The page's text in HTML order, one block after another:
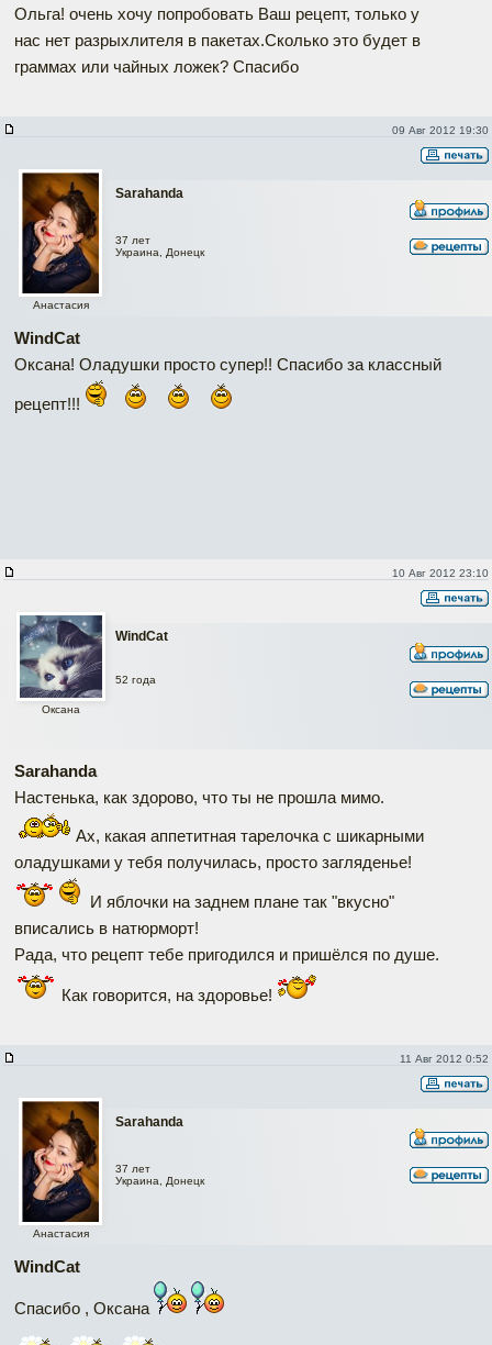
Ольга! очень хочу попробовать Ваш рецепт, только у
нас нет разрыхлителя в пакетах.Сколько это будет в
граммах или чайных ложек? Спасибо
09 Авг 2012 19:30
Sarahanda
Анастасия
37 лет
Украина, Донецк
WindCat
Оксана! Оладушки просто супер!! Спасибо за классный
рецепт!!!
10 Авг 2012 23:10
WindCat
Оксана
52 года
Sarahanda
Настенька, как здорово, что ты не прошла мимо.
Ах, какая аппетитная тарелочка с шикарными
оладушками у тебя получилась, просто загляденье!
И яблочки на заднем плане так "вкусно"
вписались в натюрморт!
Рада, что рецепт тебе пригодился и пришёлся по душе.
Как говорится, на здоровье!
11 Авг 2012 0:52
Sarahanda
Анастасия
37 лет
Украина, Донецк
WindCat
Спасибо , Оксана